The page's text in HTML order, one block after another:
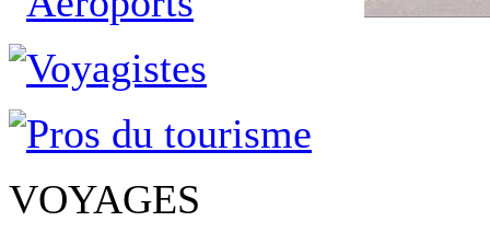
VOYAGES